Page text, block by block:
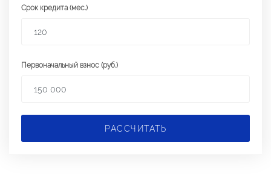
Срок кредита (мес.)
Первоначальный взнос (руб.)
РАССЧИТАТЬ